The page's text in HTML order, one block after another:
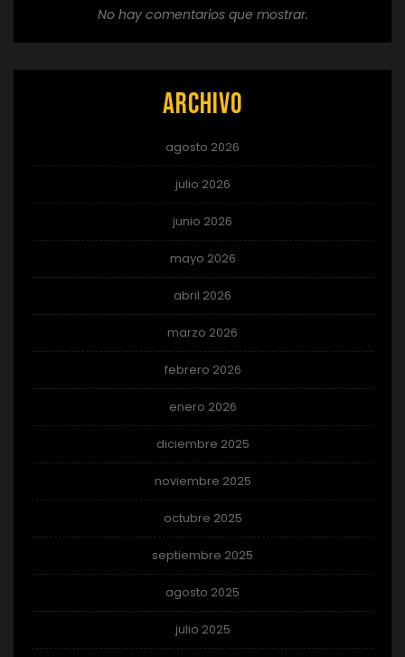
No hay comentarios que mostrar.
Archivo
agosto 2026
julio 2026
junio 2026
mayo 2026
abril 2026
marzo 2026
febrero 2026
enero 2026
diciembre 2025
noviembre 2025
octubre 2025
septiembre 2025
agosto 2025
julio 2025